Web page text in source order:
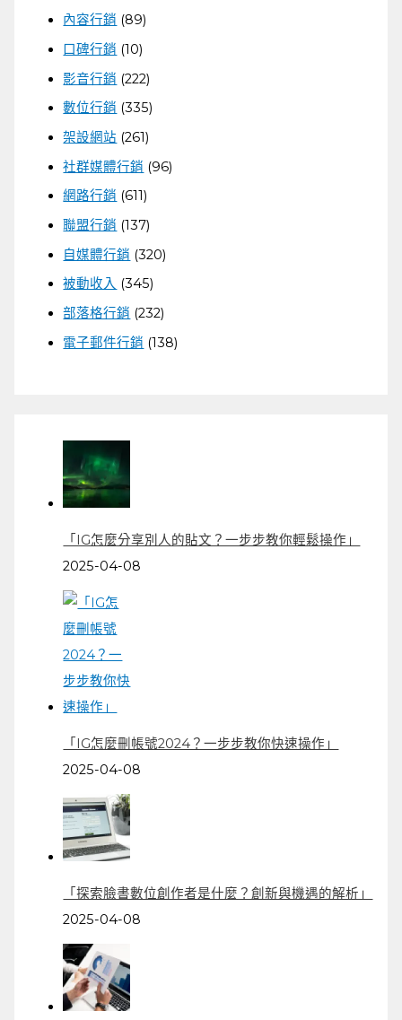
內容行銷 (89)
口碑行銷 (10)
影音行銷 (222)
數位行銷 (335)
架設網站 (261)
社群媒體行銷 (96)
網路行銷 (611)
聯盟行銷 (137)
自媒體行銷 (320)
被動收入 (345)
部落格行銷 (232)
電子郵件行銷 (138)
「IG怎麼分享別人的貼文？一步步教你輕鬆操作」
2025-04-08
「IG怎麼刪帳號2024？一步步教你快速操作」
2025-04-08
「探索臉書數位創作者是什麼？創新與機遇的解析」
2025-04-08